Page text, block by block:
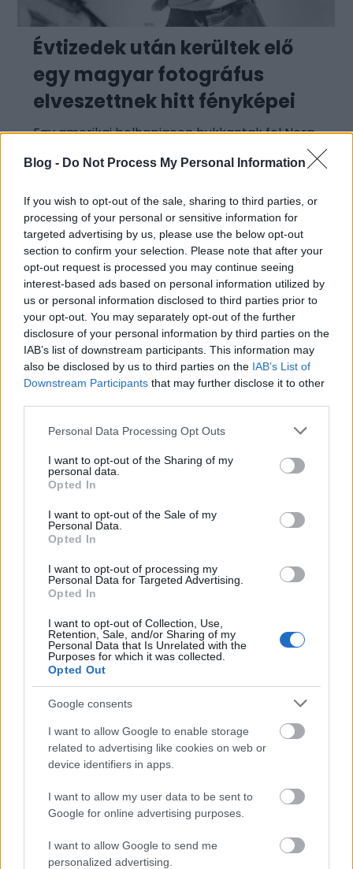
Blog - Do Not Process My Personal Information
If you wish to opt-out of the sale, sharing to third parties, or
processing of your personal or sensitive information for
targeted advertising by us, please use the below opt-out
section to confirm your selection. Please note that after your
opt-out request is processed you may continue seeing
interest-based ads based on personal information utilized by
us or personal information disclosed to third parties prior to
your opt-out. You may separately opt-out of the further
disclosure of your personal information by third parties on the
IAB’s list of downstream participants. This information may
also be disclosed by us to third parties on the IAB’s List of
Downstream Participants that may further disclose it to other
Please note that this website/app uses one or more Google
not limited to your visit or usage behaviour. You may click to
grant or deny consent to Google and its third-party tags to
use your data for below specified purposes in below Google
consent section.
Personal Data Processing Opt Outs
I want to opt-out of the Sharing of my
personal data.
Opted In
I want to opt-out of the Sale of my
Personal Data.
Opted In
I want to opt-out of processing my
Personal Data for Targeted Advertising.
Opted In
I want to opt-out of Collection, Use,
Retention, Sale, and/or Sharing of my
Personal Data that Is Unrelated with the
Purposes for which it was collected.
Opted Out
Google consents
I want to allow Google to enable storage
related to advertising like cookies on web or
device identifiers in apps.
I want to allow my user data to be sent to
Google for online advertising purposes.
I want to allow Google to send me
personalized advertising.
Évtizedek után kerültek elő
egy magyar fotográfus
elveszettnek hitt fényképei
Egy amerikai bolhapiacon bukkantak fel Nora
elveszettnek hitt felvételei és személyes
elején Párizsban
Erdélyi Lajos archívuma a
Erdélyi Lajos (1929, Marosvásárhely – 2020,
Budapest) fotóriporter, újságíró, értékmentő,
az erdélyi közművelődés és fotográfia ismert
és elismert alakja. 2023–2024-ben
Aktuális kiállításaink